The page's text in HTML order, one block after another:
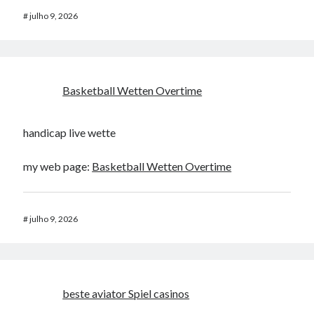
#julho 9, 2026
Basketball Wetten Overtime
handicap live wette
my web page: Basketball Wetten Overtime
#julho 9, 2026
beste aviator Spiel casinos